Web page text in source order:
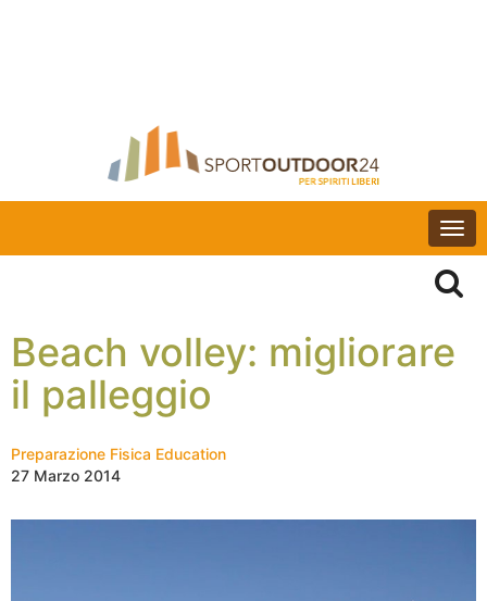
Beach volley: migliorare
il palleggio
Preparazione Fisica Education
27 Marzo 2014